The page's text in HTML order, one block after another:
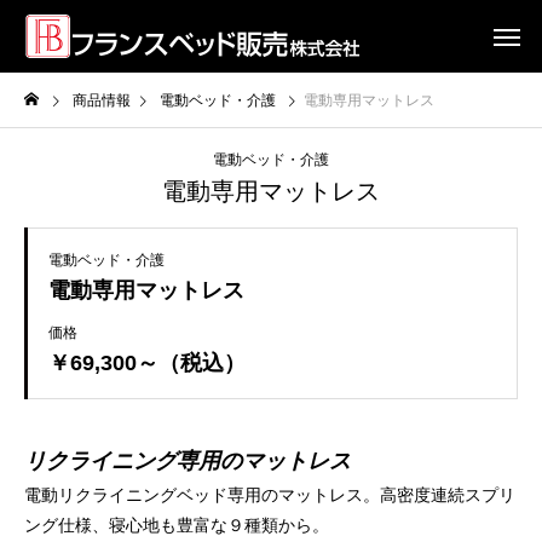
商品情報 電動ベッド・介護 電動専用マットレス
電動ベッド・介護
電動専用マットレス
電動ベッド・介護
電動専用マットレス
価格
￥69,300～（税込）
リクライニング専用のマットレス
電動リクライニングベッド専用のマットレス。高密度連続スプリ
ング仕様、寝心地も豊富な９種類から。